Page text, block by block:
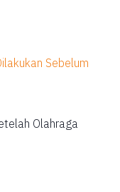
Sebelum
Olahraga